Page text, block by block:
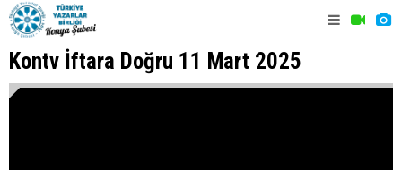
Kontv İftara Doğru 11 Mart 2025